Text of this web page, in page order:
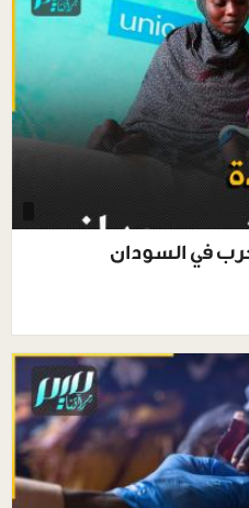
في السودان